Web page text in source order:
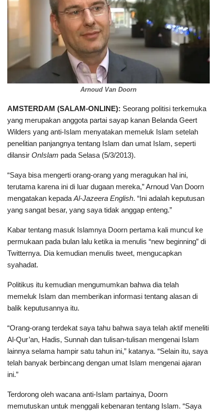
Arnoud Van Doorn
AMSTERDAM (SALAM-ONLINE): Seorang politisi terkemuka
yang merupakan anggota partai sayap kanan Belanda Geert
Wilders yang anti-Islam menyatakan memeluk Islam setelah
penelitian panjangnya tentang Islam dan umat Islam, seperti
dilansir OnIslam pada Selasa (5/3/2013).
“Saya bisa mengerti orang-orang yang meragukan hal ini,
terutama karena ini di luar dugaan mereka,” Arnoud Van Doorn
mengatakan kepada Al-Jazeera English. “Ini adalah keputusan
yang sangat besar, yang saya tidak anggap enteng.”
Kabar tentang masuk Islamnya Doorn pertama kali muncul ke
permukaan pada bulan lalu ketika ia menulis “new beginning” di
Twitternya. Dia kemudian menulis tweet, mengucapkan
syahadat.
Politikus itu kemudian mengumumkan bahwa dia telah
memeluk Islam dan memberikan informasi tentang alasan di
balik keputusannya itu.
“Orang-orang terdekat saya tahu bahwa saya telah aktif meneliti
Al-Qur’an, Hadis, Sunnah dan tulisan-tulisan mengenai Islam
lainnya selama hampir satu tahun ini,” katanya. “Selain itu, saya
telah banyak berbincang dengan umat Islam mengenai ajaran
ini.”
Terdorong oleh wacana anti-Islam partainya, Doorn
memutuskan untuk menggali kebenaran tentang Islam. “Saya